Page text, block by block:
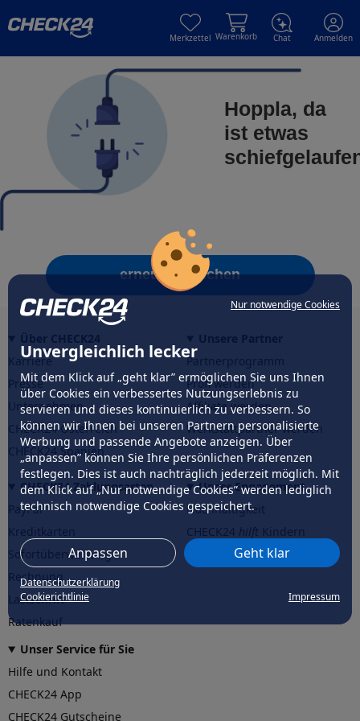
Nur notwendige Cookies
Unvergleichlich lecker
Mit dem Klick auf „geht klar” ermöglichen Sie uns Ihnen
über Cookies ein verbessertes Nutzungserlebnis zu
servieren und dieses kontinuierlich zu verbessern. So
können wir Ihnen bei unseren Partnern personalisierte
Werbung und passende Angebote anzeigen. Über
„anpassen” können Sie Ihre persönlichen Präferenzen
festlegen. Dies ist auch nachträglich jederzeit möglich. Mit
dem Klick auf „Nur notwendige Cookies” werden lediglich
technisch notwendige Cookies gespeichert.
Anpassen Geht klar
Datenschutzerklärung
Cookierichtlinie
Impressum
Merkzettel Warenkorb Chat Anmelden
Hoppla, da
ist etwas
erneut versuchen
Karriere
Presse
Unternehmen
CHECK24 Österreich
CHECK24 Spanien
Partnerprogramm
Profi werden
Affiliate werden
Werkstattpartner werden
CHECK24 Zahlungsarten
PayPal
Sofortüberweisung
Rechnung
Lastschrift
Ratenkauf
Unser Engagement
Nachhaltigkeit
CHECK24hilftder Natur
Unser Service für Sie
Hilfe und Kontakt
CHECK24 App
CHECK24 Gutscheine